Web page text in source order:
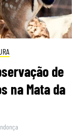
de
na Mata da